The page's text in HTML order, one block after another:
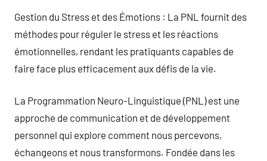
Gestion du Stress et des Émotions : La PNL fournit des
méthodes pour réguler le stress et les réactions
émotionnelles, rendant les pratiquants capables de
faire face plus efficacement aux défis de la vie.
La Programmation Neuro-Linguistique (PNL) est une
approche de communication et de développement
personnel qui explore comment nous percevons,
échangeons et nous transformons. Fondée dans les